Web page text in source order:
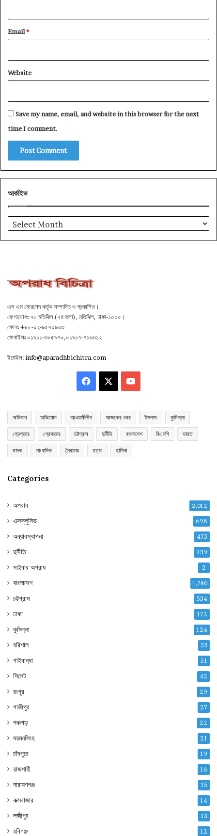
Email*
Website
Save my name, email, and website in this browser for the next
time I comment.
আর্কাইভ
আর্কাইভ
এস এম মোরশেদ কর্তৃক সম্পাদিত ও প্রকাশিত।
যোগাযোগঃ ৭৮ মতিঝিল (৭ম তলা), মতিঝিল, ঢাকা-১০০০।
ফোনঃ +৮৮-০২-৯৫৭০৯৩৩
মোবাইলঃ ০১৯১১-৩৮৫৯৭০,০১৯১৭-৭১৬৩১২
ইমেইল:info@aparadhbichitra.com
Facebook YouTube
অভিযান অভিযোগ আওয়ামীলীগ আজকের খবর ইসলাম কুমিল্লা
গ্রেপ্তার গ্রেফতার চট্টগ্রাম দুর্নীতি বাংলাদেশ বিএনপি ভারত
মাদক সাংবাদিক সৈরাচার হত্যা হাসিনা
Categories
অপরাধ 2,012
এক্সক্লুসিভ 698
অব্যাবস্থাপনা 473
দুর্নীতি 439
সাইবার অপরাধ 2
বাংলাদেশ 1,780
চট্টগ্রাম 534
ঢাকা 172
কুমিল্লা 124
বরিশাল 53
গাইবান্ধা 51
সিলেট 42
রংপুর 29
গাজীপুর 27
পঞ্চগড় 22
ময়মনসিংহ 21
চাঁদপুরে 19
রাজশাহী 16
নারায়ণগঞ্জ 15
কক্সবাজার 14
লক্ষ্মীপুর 13
হবিগঞ্জ 12